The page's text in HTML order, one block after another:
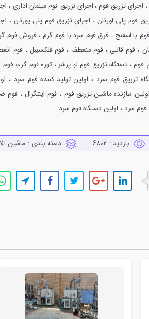
اجراي تزريق فوم ، اجراي تزريق فوم مبلمان اداري ،
فوم پلي اورتان ، اجراي تزريق فوم پلي يورتان ،
با اسفنج ، فرق فوم سرد با فوم گرم ، فروش فوم
، فوم قالبي ، فوم منعطف ، فوم فلكسيبل ، فوم
فوم ، دستگاه تزريق فوم لو پرشر ، كوره فوم گرم، فوم
تزريق فوم سرد ، اولين توليد كننده فوم سرد ،
سازنده ماشين تزريق فوم ، فوم اينتگرال ، فوم
فوم سرد ، اولين دستگاه فوم سرد
بازدید : 6802 دسته بندی : ماشين